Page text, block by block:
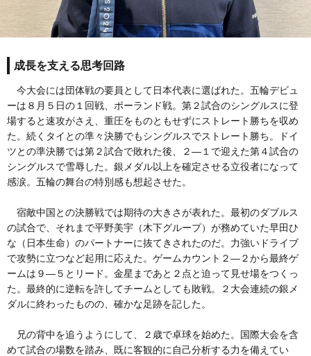
成長を支える思考回路
今大会には団体戦の要員として日本代表に選ばれた。五輪デビュ
ーは８月５日の１回戦、ポーランド戦。第２試合のシングルスに登
場すると速攻がさえ、重圧をものともせずにストレート勝ちを収め
た。続くタイとの準々決勝でもシングルスでストレート勝ち。ドイ
ツとの準決勝では第２試合で敗れた後、２―１で迎えた第４試合の
シングルスで雪辱した。銀メダル以上を確定させる立役者になって
感涙。五輪の舞台の特別感も想起させた。
宿敵中国との決勝戦では期待の大きさが表れた。最初のダブルス
の試合で、それまで平野美宇（木下グループ）が務めていた早田ひ
な（日本生命）のパートナーに抜てきされたのだ。力強いドライブ
で攻勢に立つなど起用に応えた。ゲームカウント２―２から最終ゲ
ームは９―５とリード。金星まであと２点と迫って見せ場をつくっ
た。最終的に逆転を許してチームとしても敗戦。２大会連続の銀メ
ダルに終わったものの、確かな足跡を記した。
兄の背中を追うようにして、２歳で卓球を始めた。国際大会を含
めて試合の場数を踏み、既に客観的に自己分析する力を備えてい